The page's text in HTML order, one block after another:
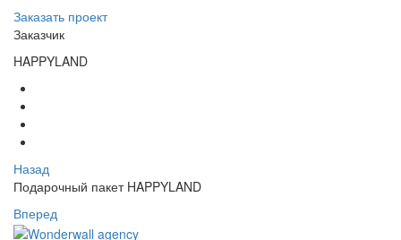
Заказать проект
Заказчик
HAPPYLAND
Назад
Подарочный пакет HAPPYLAND
Вперед